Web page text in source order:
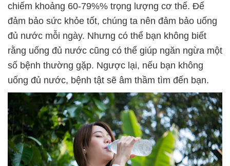
chiếm khoảng 60-79%% trọng lượng cơ thể. Để
đảm bảo sức khỏe tốt, chúng ta nên đảm bảo uống
đủ nước mỗi ngày. Nhưng có thể bạn không biết
rằng uống đủ nước cũng có thể giúp ngăn ngừa một
số bệnh thường gặp. Ngược lại, nếu bạn không
uống đủ nước, bệnh tật sẽ âm thầm tìm đến bạn.